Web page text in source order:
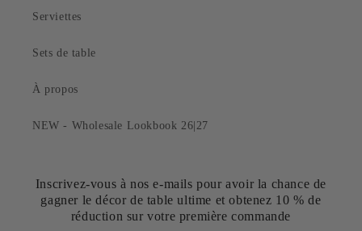
Serviettes
Sets de table
À propos
NEW - Wholesale Lookbook 26|27
Inscrivez-vous à nos e-mails pour avoir la chance de
gagner le décor de table ultime et obtenez 10 % de
réduction sur votre première commande